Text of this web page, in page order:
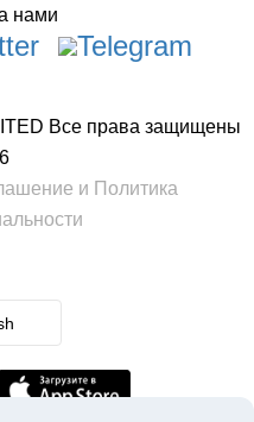
нами
Все права защищены
и Политика